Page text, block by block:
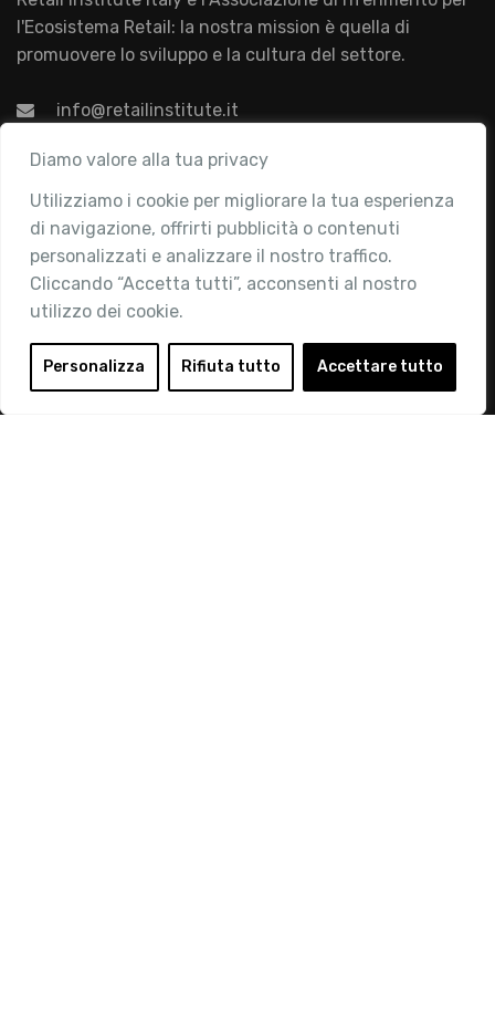
Diamo valore alla tua privacy
Utilizziamo i cookie per migliorare la tua esperienza
di navigazione, offrirti pubblicità o contenuti
personalizzati e analizzare il nostro traffico.
Cliccando “Accetta tutti”, acconsenti al nostro
utilizzo dei cookie.
Personalizza Rifiuta tutto Accettare tutto
l'Ecosistema Retail: la nostra mission è quella di
promuovere lo sviluppo e la cultura del settore.
info@retailinstitute.it
Associazione
Chi siamo
Attività
Contatti
Area Riservata
Login
Diventa Socio